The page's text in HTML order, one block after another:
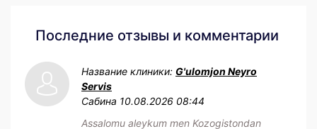
Последние отзывы и комментарии
Название клиники: G'ulomjon Neyro
Servis
Сабина 10.08.2026 08:44
Assalomu aleykum men Kozogistondan